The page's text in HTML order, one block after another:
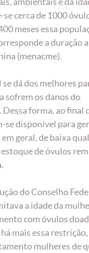
se cerca de 1000
meses essa
a duração
(menacme).
dá dos melhores
sofrem os danos do
forma, ao final
disponível para
geral, de baixa
de óvulos
do Conselho
a idade da
com óvulos
mais essa
mulheres de